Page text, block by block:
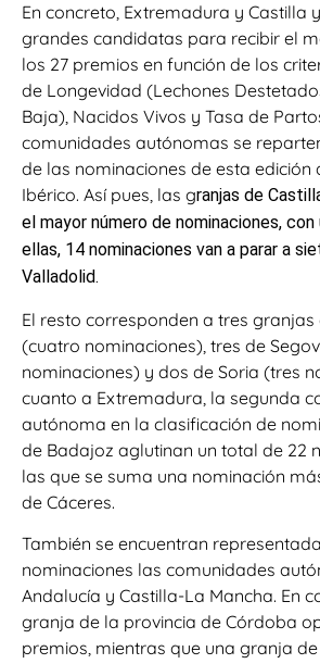
En concreto, Extremadura y Castilla
grandes candidatas para recibir el
los 27 premios en función de los
de Longevidad (Lechones
Baja), Nacidos Vivos y Tasa de
comunidades autónomas se
de las nominaciones de esta edición
Ibérico. Así pues, las granjas de
el mayor número de nominaciones,
ellas, 14 nominaciones van a parar a
Valladolid.
El resto corresponden a tres
(cuatro nominaciones), tres de
nominaciones) y dos de Soria (tres
cuanto a Extremadura, la segunda
autónoma en la clasificación de
de Badajoz aglutinan un total de 22
las que se suma una nominación
de Cáceres.
También se encuentran
nominaciones las comunidades
Andalucía y Castilla-La Mancha. En
granja de la provincia de Córdoba
premios, mientras que una granja